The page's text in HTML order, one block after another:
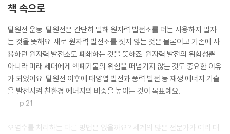
책 속으로
탈원전 운동. 탈원전은 간단히 말해 원자력 발전소를 더는 사용하지 말자
는 것을 뜻해요. 새로 원자력 발전소를 짓지 않는 것은 물론이고 기존에 사
용하던 원자력 발전소도 폐쇄하는 것을 뜻하죠. 원자력 발전의 위험성뿐
아니라 미래 세대에게 핵폐기물의 위험을 떠넘기지 않는 것도 중요한 이유
가 되었어요. 탈원전 이후에 태양열 발전과 풍력 발전 등 재생 에너지 기술
을 발전시켜 친환경 에너지의 비중을 높이는 것이 목표예요.
--- p.21
오염수를 처리하는 다른 방법은 없을까요? 세계의 많은 전문가가 여러 대